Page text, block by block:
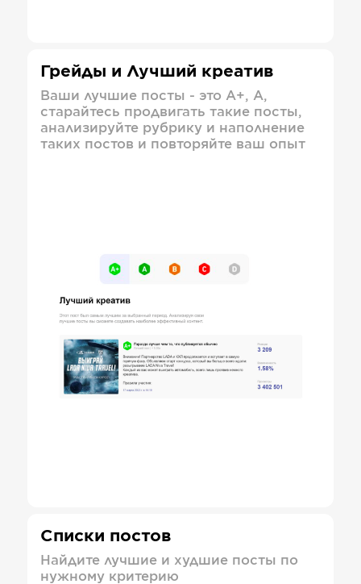
Грейды и Лучший креатив
Ваши лучшие посты - это А+, А,
старайтесь продвигать такие посты,
анализируйте рубрику и наполнение
таких постов и повторяйте ваш опыт
Списки постов
Найдите лучшие и худшие посты по
нужному критерию